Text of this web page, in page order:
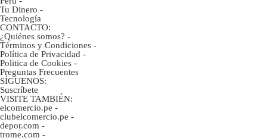
Tu Dinero -
Tecnología
CONTACTO:
¿Quiénes somos? -
Términos y Condiciones -
Política de Privacidad -
Politica de Cookies -
Preguntas Frecuentes
SÍGUENOS:
Suscríbete
VISITE TAMBIÉN:
elcomercio.pe -
clubelcomercio.pe -
depor.com -
trome.com -